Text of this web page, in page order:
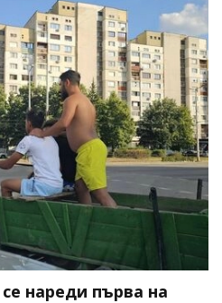
нареди първа на